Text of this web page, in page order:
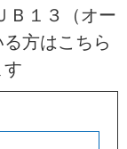
Ｂ１３（オー
方はこちら